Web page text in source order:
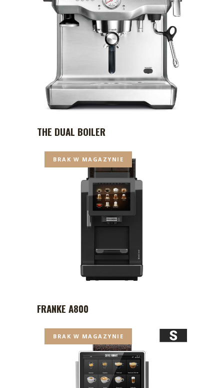
THE DUAL BOILER
BRAK W MAGAZYNIE
FRANKE A800
BRAK W MAGAZYNIE